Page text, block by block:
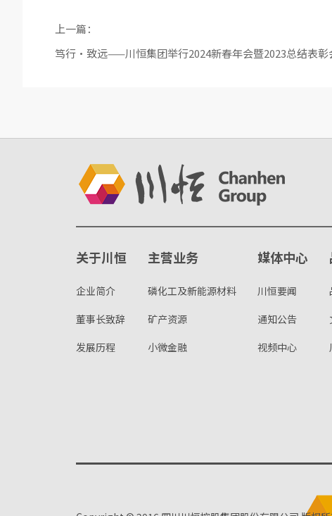
上一篇：
笃行·致远——川恒集团举行2024新春年会暨2023总结表彰
关于川恒
企业简介
董事长致辞
发展历程
主营业务
磷化工及新能源材料
矿产资源
小微金融
媒体中心
川恒要闻
通知公告
视频中心